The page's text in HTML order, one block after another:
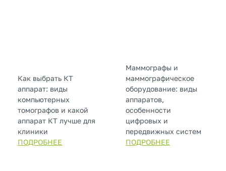
Как выбрать КТ
аппарат: виды
компьютерных
томографов и какой
аппарат КТ лучше для
клиники
ПОДРОБНЕЕ
Маммографы и
маммографическое
оборудование: виды
аппаратов,
особенности
цифровых и
передвижных систем
ПОДРОБНЕЕ